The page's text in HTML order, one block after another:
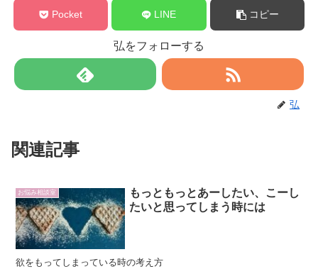
Pocket LINE コピー
弘をフォローする
弘
関連記事
お悩み相談室
もっともっとあーしたい、こーし
たいと思ってしまう時には
欲をもってしまっている時の考え方